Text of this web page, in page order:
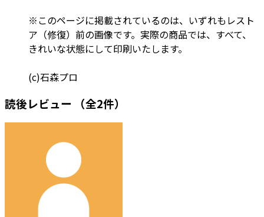
※このページに掲載されているのは、いずれもレスト
ア（修復）前の画像です。実際の商品では、すべて、
きれいな状態にして印刷いたします。
(c)石森プロ
読後レビュー （全2件）